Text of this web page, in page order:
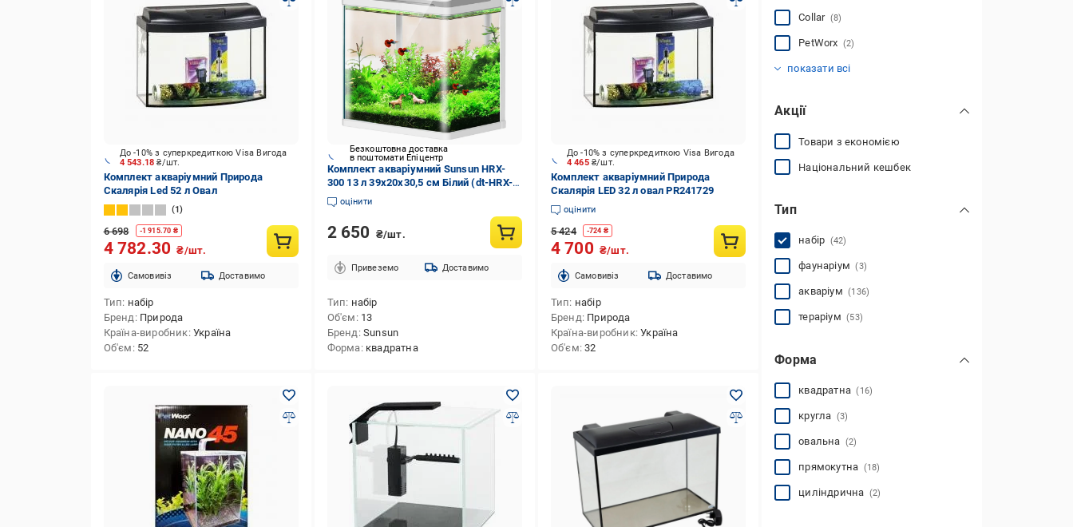
4 543.18₴/шт.
До -10% з суперкредиткою Visa Вигода
Комплект акваріумний Природа
Скалярія Led 52 л Овал
1
6 698 -1 915.70 ₴
4 782.30 ₴/шт.
Cамовивіз Доставимо
Тип набір
Бренд Природа
Країна-виробник Україна
Об'єм 52
Безкоштовна доставка
в поштомати Епіцентр
Комплект акваріумний Sunsun HRX-
300 13 л 39х20х30,5 см Білий (dt-HRX-
300)оцінити
2 650 ₴/шт.
Привеземо Доставимо
Тип набір
Об'єм 13
Бренд Sunsun
Форма квадратна
4 465 ₴/шт.
До -10% з суперкредиткою Visa Вигода
Комплект акваріумний Природа
Скалярія LED 32 л овал PR241729
оцінити
5 424 -724 ₴
4 700 ₴/шт.
Cамовивіз Доставимо
Тип набір
Бренд Природа
Країна-виробник Україна
Об'єм 32
Collar (8)
PetWorx (2)
показати всі
Акції
Товари з економією
Національний кешбек
Тип
набір (42)
фаунаріум(3)
акваріум(136)
тераріум(53)
Форма
квадратна(16)
кругла (3)
овальна (2)
прямокутна (18)
циліндрична (2)